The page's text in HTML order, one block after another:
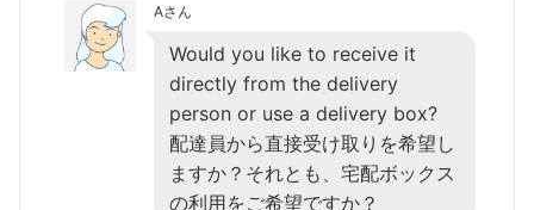
Aさん
Would you like to receive it
directly from the delivery
person or use a delivery box?
配達員から直接受け取りを希望し
ますか？それとも、宅配ボックス
の利用をご希望ですか？